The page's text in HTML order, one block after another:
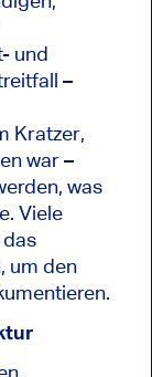
und
–
Kratzer,
war –
was
Viele
um den